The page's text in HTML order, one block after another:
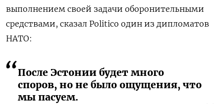
выполнением своей задачи оборонительными
средствами, сказал Politico один из дипломатов
НАТО:
После Эстонии будет много
споров, но не было ощущения, что
мы пасуем.